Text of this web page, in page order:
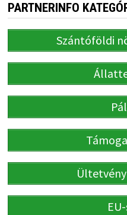
PARTNERINFO
Szántóföldi